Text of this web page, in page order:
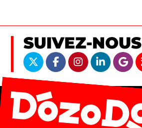
SUIVEZ-NOUS